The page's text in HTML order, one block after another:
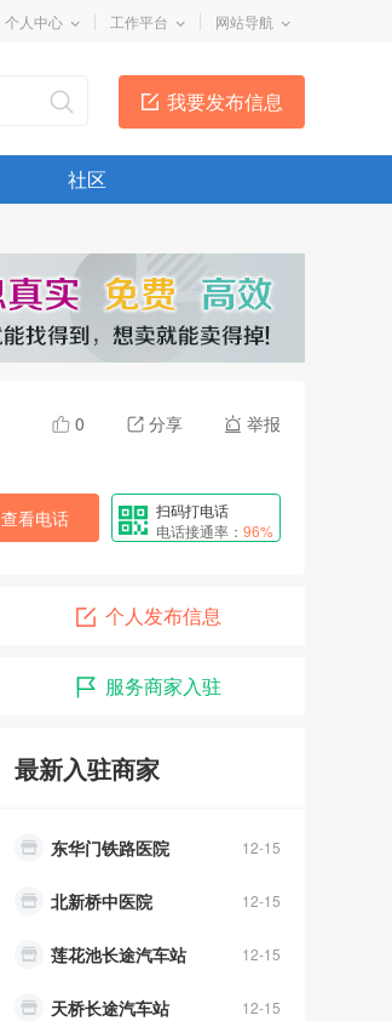
个人中心 工作平台 网站导航
我要发布信息
社区
0 分享 举报
查看电话
扫码打电话
电话接通率： 96%
个人发布信息
服务商家入驻
最新入驻商家
残疾人心理咨询
幸福快运搬家公司
12-15
东华门铁路医院
12-15
北新桥中医院
12-15
莲花池长途汽车站
12-15
天桥长途汽车站